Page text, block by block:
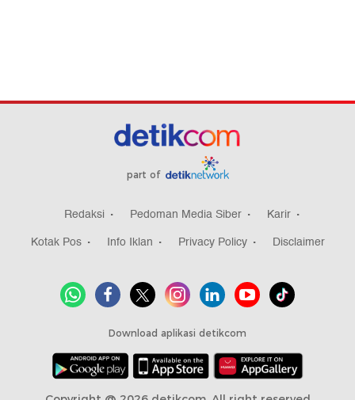
part of
Redaksi Pedoman Media Siber
Karir
Kotak Pos
Info Iklan Privacy Policy Disclaimer
Download aplikasi detikcom